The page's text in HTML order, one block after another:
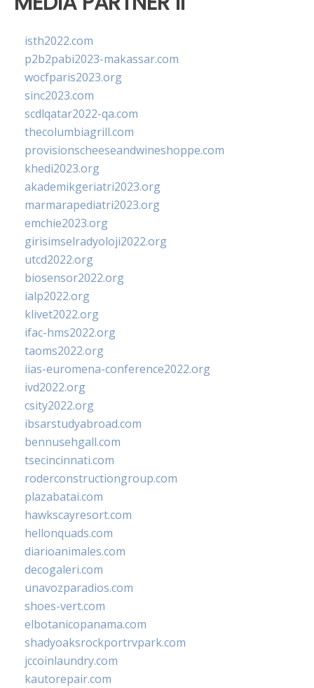
isth2022.com
p2b2pabi2023-makassar.com
wocfparis2023.org
sinc2023.com
scdlqatar2022-qa.com
thecolumbiagrill.com
provisionscheeseandwineshoppe.com
khedi2023.org
akademikgeriatri2023.org
marmarapediatri2023.org
emchie2023.org
girisimselradyoloji2022.org
utcd2022.org
biosensor2022.org
ialp2022.org
klivet2022.org
ifac-hms2022.org
taoms2022.org
iias-euromena-conference2022.org
ivd2022.org
csity2022.org
ibsarstudyabroad.com
bennusehgall.com
tsecincinnati.com
roderconstructiongroup.com
plazabatai.com
hawkscayresort.com
hellonquads.com
diarioanimales.com
decogaleri.com
unavozparadios.com
shoes-vert.com
elbotanicopanama.com
shadyoaksrockportrvpark.com
jccoinlaundry.com
kautorepair.com